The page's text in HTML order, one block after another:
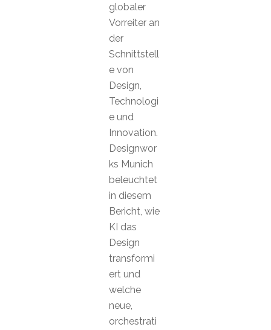
globaler
Vorreiter an
der
Schnittstell
e von
Design,
Technologi
e und
Innovation.
Designwor
ks Munich
beleuchtet
in diesem
Bericht, wie
KI das
Design
transformi
ert und
welche
neue,
orchestrati